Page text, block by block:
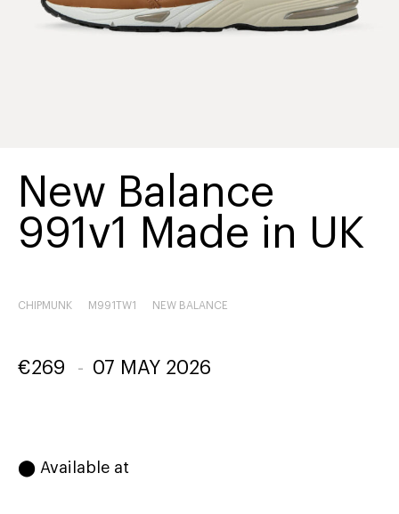
New Balance
991v1 Made in UK
CHIPMUNK M991TW1 NEW BALANCE
€269 - 07 MAY 2026
⬤ Available at